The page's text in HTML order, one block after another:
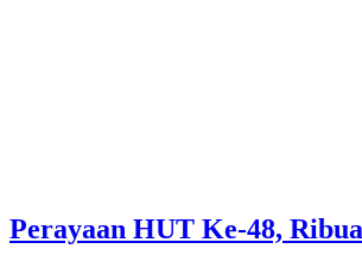
Perayaan HUT Ke-48,